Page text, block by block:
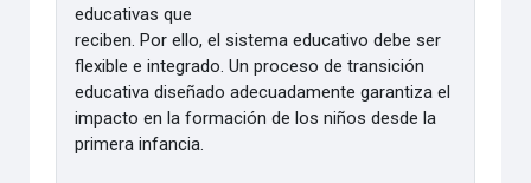
educativas que
reciben. Por ello, el sistema educativo debe ser
flexible e integrado. Un proceso de transición
educativa diseñado adecuadamente garantiza el
impacto en la formación de los niños desde la
primera infancia.